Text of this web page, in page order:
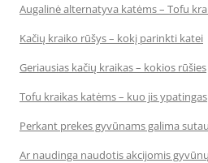
Augalinė alternatyva katėms – Tofu
Kačių kraiko rūšys – kokį parinkti katei
Geriausias kačių kraikas – kokios rūšies
Tofu kraikas katėms – kuo jis ypatingas
Perkant prekes gyvūnams galima
Ar naudinga naudotis akcijomis